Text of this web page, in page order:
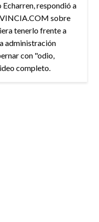
respondió a
sobre
tenerlo frente a
administración
con "odio,
completo.